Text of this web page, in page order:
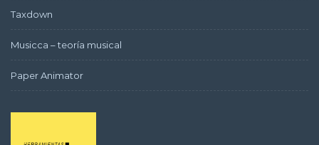
Taxdown
Musicca – teoría musical
Paper Animator